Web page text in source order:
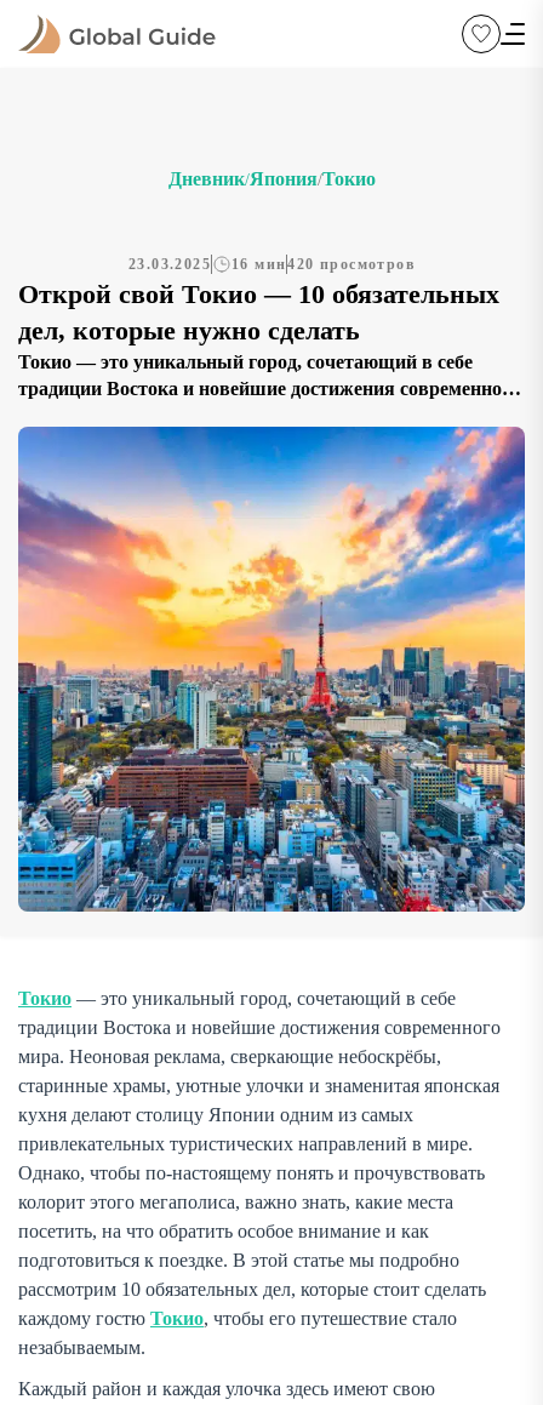
Дневник/Япония/Токио
23.03.2025 16 мин420 просмотров
Открой свой Токио — 10 обязательных
дел, которые нужно сделать
Токио — это уникальный город, сочетающий в себе
традиции Востока и новейшие достижения современного
старинные храмы, уютные улочки и знаменитая
японская кухня делают столицу Японии одним из самых
привлекательных туристических направлений в мире.
Однако, чтобы по-настоящему понять и прочувствовать
колорит этого мегаполиса, важно знать, какие места
посетить, на что обратить […]
Токио — это уникальный город, сочетающий в себе
традиции Востока и новейшие достижения современного
мира. Неоновая реклама, сверкающие небоскрёбы,
старинные храмы, уютные улочки и знаменитая японская
кухня делают столицу Японии одним из самых
привлекательных туристических направлений в мире.
Однако, чтобы по-настоящему понять и прочувствовать
колорит этого мегаполиса, важно знать, какие места
посетить, на что обратить особое внимание и как
подготовиться к поездке. В этой статье мы подробно
рассмотрим 10 обязательных дел, которые стоит сделать
каждому гостю Токио, чтобы его путешествие стало
незабываемым.
Каждый район и каждая улочка здесь имеют свою